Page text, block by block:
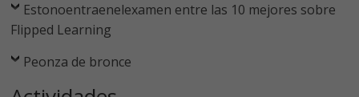
Estonoentraenelexamen entre las 10 mejores sobre
Flipped Learning
Peonza de bronce